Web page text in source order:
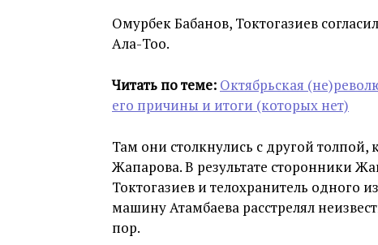
Омурбек Бабанов, Токтогазиев
Ала-Тоо.
Читать по теме: Октябрьская
его причины и итоги (которых нет)
Там они столкнулись с другой толпой,
Жапарова. В результате сторонники
Токтогазиев и телохранитель одного
машину Атамбаева расстрелял
пор.